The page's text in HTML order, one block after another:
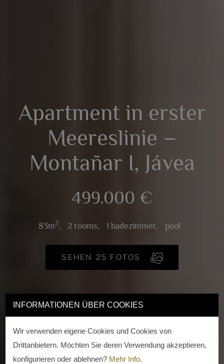
INFORMATIONEN ÜBER COOKIES
Wir verwenden eigene Cookies und Cookies von
Drittanbietern. Möchten Sie deren Verwendung akzeptieren,
konfigurieren oder ablehnen? Mehr Info.
Apartment in erster
Meereslinie –
Montañar I, Jávea
499.000 €
83m2, 2 rooms, 1 badezimmer, pool
SEHEN 25 FOTOS